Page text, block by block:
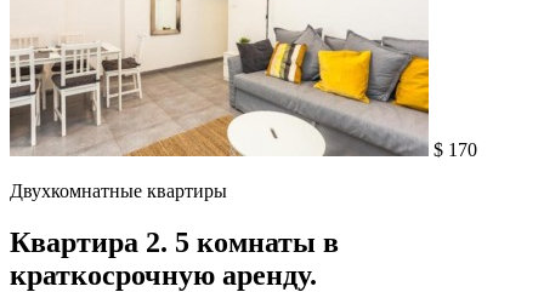
$ 170
Двухкомнатные квартиры
Квартира 2. 5 комнаты в
краткосрочную аренду.